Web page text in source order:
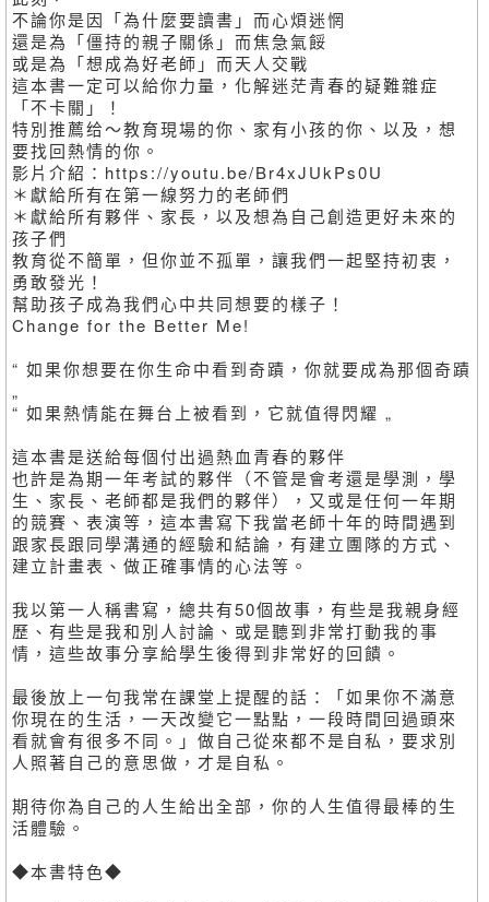
不論你是因「為什麼要讀書」而心煩迷惘
還是為「僵持的親子關係」而焦急氣餒
或是為「想成為好老師」而天人交戰
這本書一定可以給你力量，化解迷茫青春的疑難雜症
「不卡關」！
特別推薦给～教育現場的你、家有小孩的你、以及，想
要找回熱情的你。
影片介紹：https://youtu.be/Br4xJUkPs0U
＊獻給所有在第一線努力的老師們
＊獻給所有夥伴、家長，以及想為自己創造更好未來的
孩子們
教育從不簡單，但你並不孤單，讓我們一起堅持初衷，
勇敢發光！
幫助孩子成為我們心中共同想要的樣子！
Change for the Better Me!
“ 如果你想要在你生命中看到奇蹟，你就要成為那個奇蹟
„
“ 如果熱情能在舞台上被看到，它就值得閃耀 „
這本書是送給每個付出過熱血青春的夥伴
也許是為期一年考試的夥伴（不管是會考還是學測，學
生、家長、老師都是我們的夥伴），又或是任何一年期
的競賽、表演等，這本書寫下我當老師十年的時間遇到
跟家長跟同學溝通的經驗和結論，有建立團隊的方式、
建立計畫表、做正確事情的心法等。
我以第一人稱書寫，總共有50個故事，有些是我親身經
歷、有些是我和別人討論、或是聽到非常打動我的事
情，這些故事分享給學生後得到非常好的回饋。
最後放上一句我常在課堂上提醒的話：「如果你不滿意
你現在的生活，一天改變它一點點，一段時間回過頭來
看就會有很多不同。」做自己從來都不是自私，要求別
人照著自己的意思做，才是自私。
期待你為自己的人生給出全部，你的人生值得最棒的生
活體驗。
◆本書特色◆